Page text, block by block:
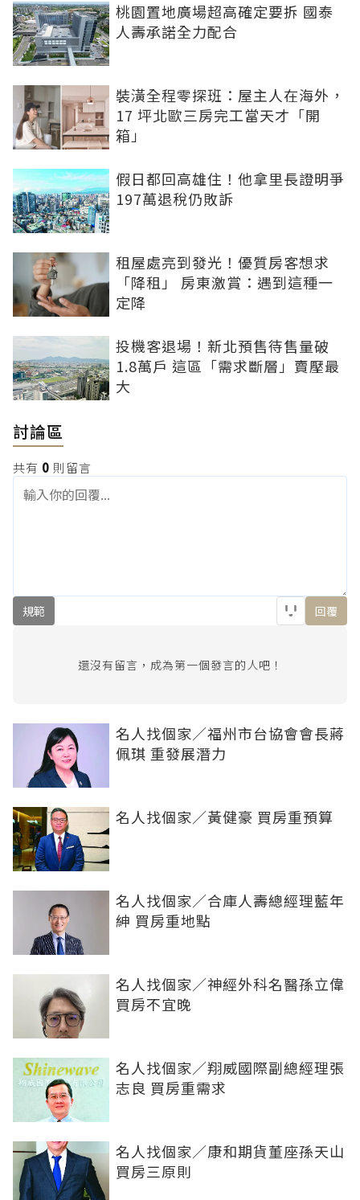
桃園置地廣場超高確定要拆 國泰
人壽承諾全力配合
裝潢全程零探班：屋主人在海外，
17 坪北歐三房完工當天才「開
箱」
假日都回高雄住！他拿里長證明爭
197萬退稅仍敗訴
租屋處亮到發光！優質房客想求
「降租」 房東激賞：遇到這種一
定降
投機客退場！新北預售待售量破
1.8萬戶 這區「需求斷層」賣壓最
大
討論區
共有 0 則留言
規範 回覆
還沒有留言，成為第一個發言的人吧！
名人找個家／福州市台協會會長蔣
佩琪 重發展潛力
名人找個家／黃健豪 買房重預算
名人找個家／合庫人壽總經理藍年
紳 買房重地點
名人找個家／神經外科名醫孫立偉
買房不宜晚
名人找個家／翔威國際副總經理張
志良 買房重需求
名人找個家／康和期貨董座孫天山
買房三原則